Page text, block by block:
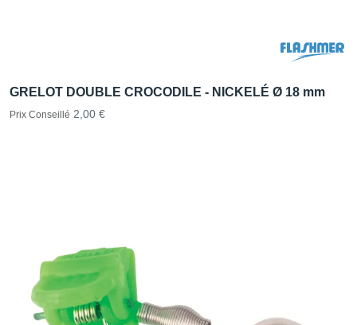
GRELOT DOUBLE CROCODILE - NICKELÉ Ø 18 mm
Prix Conseillé 2,00 €